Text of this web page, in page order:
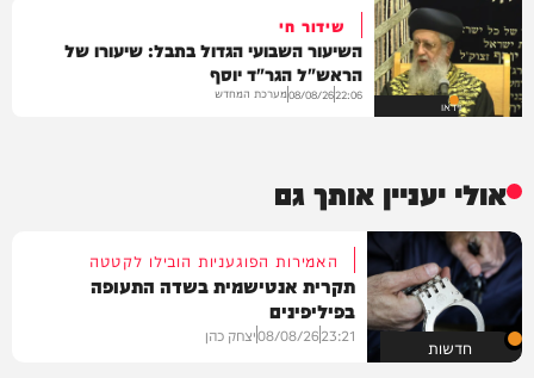
וידאו
שידור חי
השיעור השבועי הגדול בתבל: שיעורו של
הראש"ל הגר"ד יוסף
22:06
08/08/26מערכת המחדש
אולי יעניין אותך גם
חדשות
האמירות הפוגעניות הובילו לקטטה
תקרית אנטישמית בשדה התעופה
בפיליפינים
23:21
08/08/26יצחק כהן